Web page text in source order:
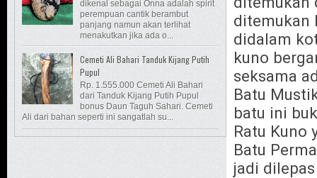
ditemukan
didalam
kuno
seksama
Batu
batu ini
Ratu Kuno
Batu
jadi
dikenal sebagai Onna adalah spirit
perempuan cantik berambut
panjang namun akan terlihat
menakutkan jika ada o...
Cemeti Ali Bahari Tanduk Kijang Putih
Pupul
Rp. 1.555.000 Cemeti Ali Bahari
dari Tanduk Kijang Putih Pupul
bonus Daun Taguh Sahari. Cemeti
Ali dari bahan seperti ini sangatlah su...